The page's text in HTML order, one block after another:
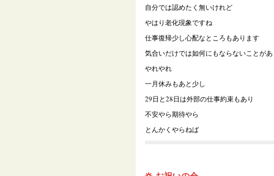
自分では認めたく無いけれど
やはり老化現象ですね
仕事復帰少し心配なところもあります
気合いだけでは如何にもならないことが
やれやれ
一月休みもあと少し
29日と28日は外部の仕事約束もあり
不安やら期待やら
とんかくやらねば